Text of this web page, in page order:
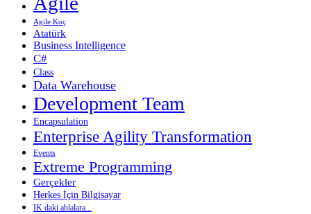
Agile Koç
Atatürk
Business Intelligence
C#
Class
Data Warehouse
Development Team
Encapsulation
Enterprise Agility Transformation
Events
Extreme Programming
Gerçekler
Herkes İçin Bilgisayar
IK daki ablalara...